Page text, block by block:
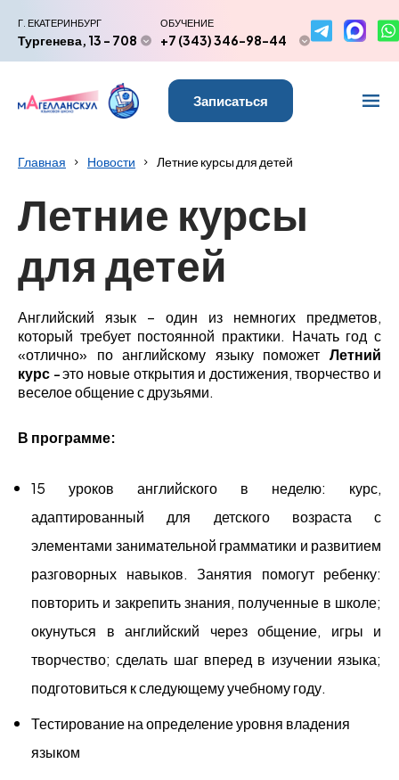
Г. ЕКАТЕРИНБУРГ
Тургенева, 13 - 708
ОБУЧЕНИЕ
+7 (343) 346-98-44
Записаться
Главная Новости Летние курсы для детей
Летние курсы
для детей
Английский язык – один из немногих предметов,
который требует постоянной практики. Начать год с
«отлично» по английскому языку поможет Летний
курс –это новые открытия и достижения, творчество и
веселое общение с друзьями.
В программе:
15 уроков английского в неделю: курс,
адаптированный для детского возраста с
элементами занимательной грамматики и развитием
разговорных навыков. Занятия помогут ребенку:
повторить и закрепить знания, полученные в школе;
окунуться в английский через общение, игры и
творчество; сделать шаг вперед в изучении языка;
подготовиться к следующему учебному году.
Тестирование на определение уровня владения
языком